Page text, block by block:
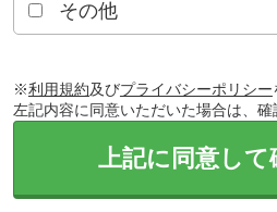
その他
※利用規約及びプライバシーポリシー
左記内容に同意いただいた場合は、確
上記に同意して